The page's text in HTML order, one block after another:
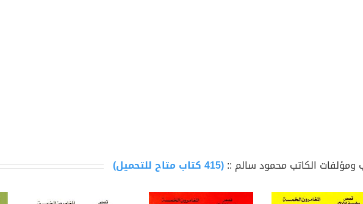
ومؤلفات الكاتب محمود سالم ::(415 كتاب متاح للتحميل)